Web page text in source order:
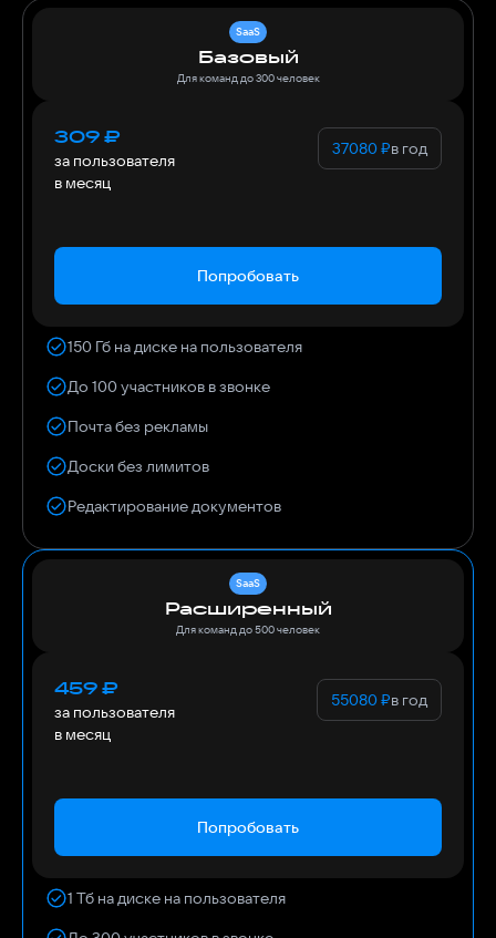
SaaS
Базовый
Для команд до 300 человек
309 ₽
за пользователя
в месяц
37080₽в год
Попробовать
150 Гб на диске на пользователя
До 100 участников в звонке
Почта без рекламы
Доски без лимитов
Редактирование документов
SaaS
Расширенный
Для команд до 500 человек
459 ₽
за пользователя
в месяц
55080₽в год
Попробовать
1 Тб на диске на пользователя